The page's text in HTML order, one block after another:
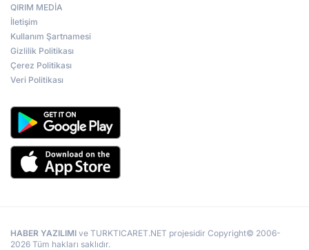
QIRIM MEDİA
İletişim
Kullanım Şartnamesi
Gizlilik Politikası
Çerez Politikası
Veri Politikası
HABER YAZILIMI ve TURKTICARET.NET projesidir Copyright© 2006-
2026 Tüm hakları saklıdır.